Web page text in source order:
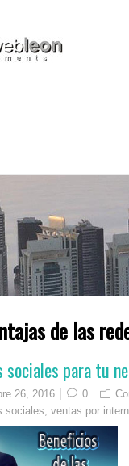
de las
sociales para tu
26, 2016 0
sociales, ventas por